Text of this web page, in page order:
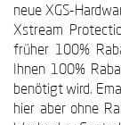
neue XGS-
Xstream
früher 100%
Ihnen 100%
benötigt wird.
hier aber ohne